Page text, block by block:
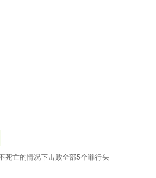
死亡的情况下击败全部5个罪行头